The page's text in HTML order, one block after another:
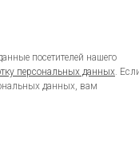
посетителей нашего
персональных данных.
данных, вам